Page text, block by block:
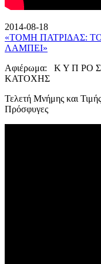
2014-08-18
«ΤΟΜΗ ΠΑΤΡΙΔΑΣ:
ΛΑΜΠΕΙ»
Αφιέρωμα: Κ Υ Π ΡΟ
ΚΑΤΟΧΗΣ
Τελετή Μνήμης και
Πρόσφυγες